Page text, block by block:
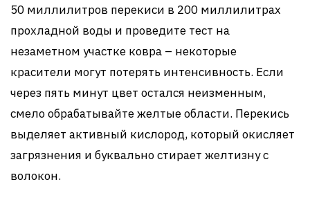
50 миллилитров перекиси в 200 миллилитрах
прохладной воды и проведите тест на
незаметном участке ковра – некоторые
красители могут потерять интенсивность. Если
через пять минут цвет остался неизменным,
смело обрабатывайте желтые области. Перекись
выделяет активный кислород, который окисляет
загрязнения и буквально стирает желтизну с
волокон.